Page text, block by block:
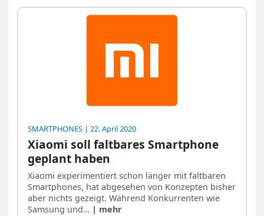
SMARTPHONES | 22. April 2020
Xiaomi soll faltbares Smartphone
geplant haben
Xiaomi experimentiert schon länger mit faltbaren
Smartphones, hat abgesehen von Konzepten bisher
aber nichts gezeigt. Während Konkurrenten wie
Samsung und… | mehr